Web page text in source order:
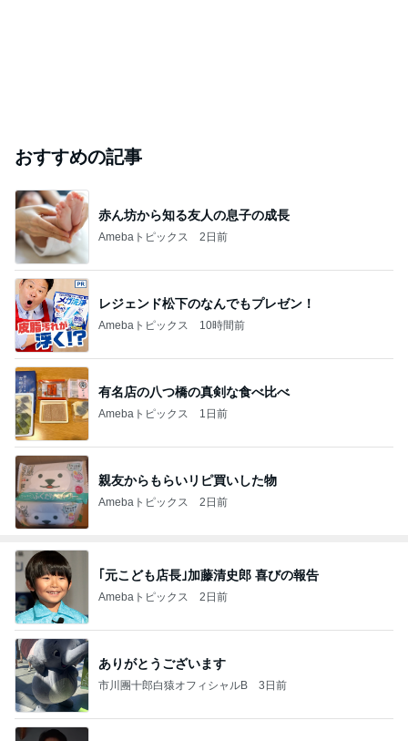
おすすめの記事
赤ん坊から知る友人の息子の成長
Amebaトピックス 2日前
レジェンド松下のなんでもプレゼン！
Amebaトピックス 10時間前
有名店の八つ橋の真剣な食べ比べ
Amebaトピックス 1日前
親友からもらいリピ買いした物
Amebaトピックス 2日前
｢元こども店長｣加藤清史郎 喜びの報告
Amebaトピックス 2日前
ありがとうございます
市川團十郎白猿オフィシャルB 3日前